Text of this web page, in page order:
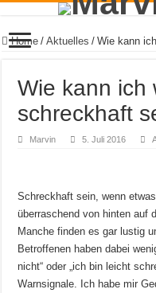
Home / Aktuelles / Wie kann
Wie kann ich
schreckhaft
Marvin 5. Juli 2016
Schreckhaft sein, wenn
überraschend von hinten auf
Manche finden es gar lustig
Betroffenen haben dabei
nicht“ oder „ich bin leicht
Warnsignale. Ich habe mir